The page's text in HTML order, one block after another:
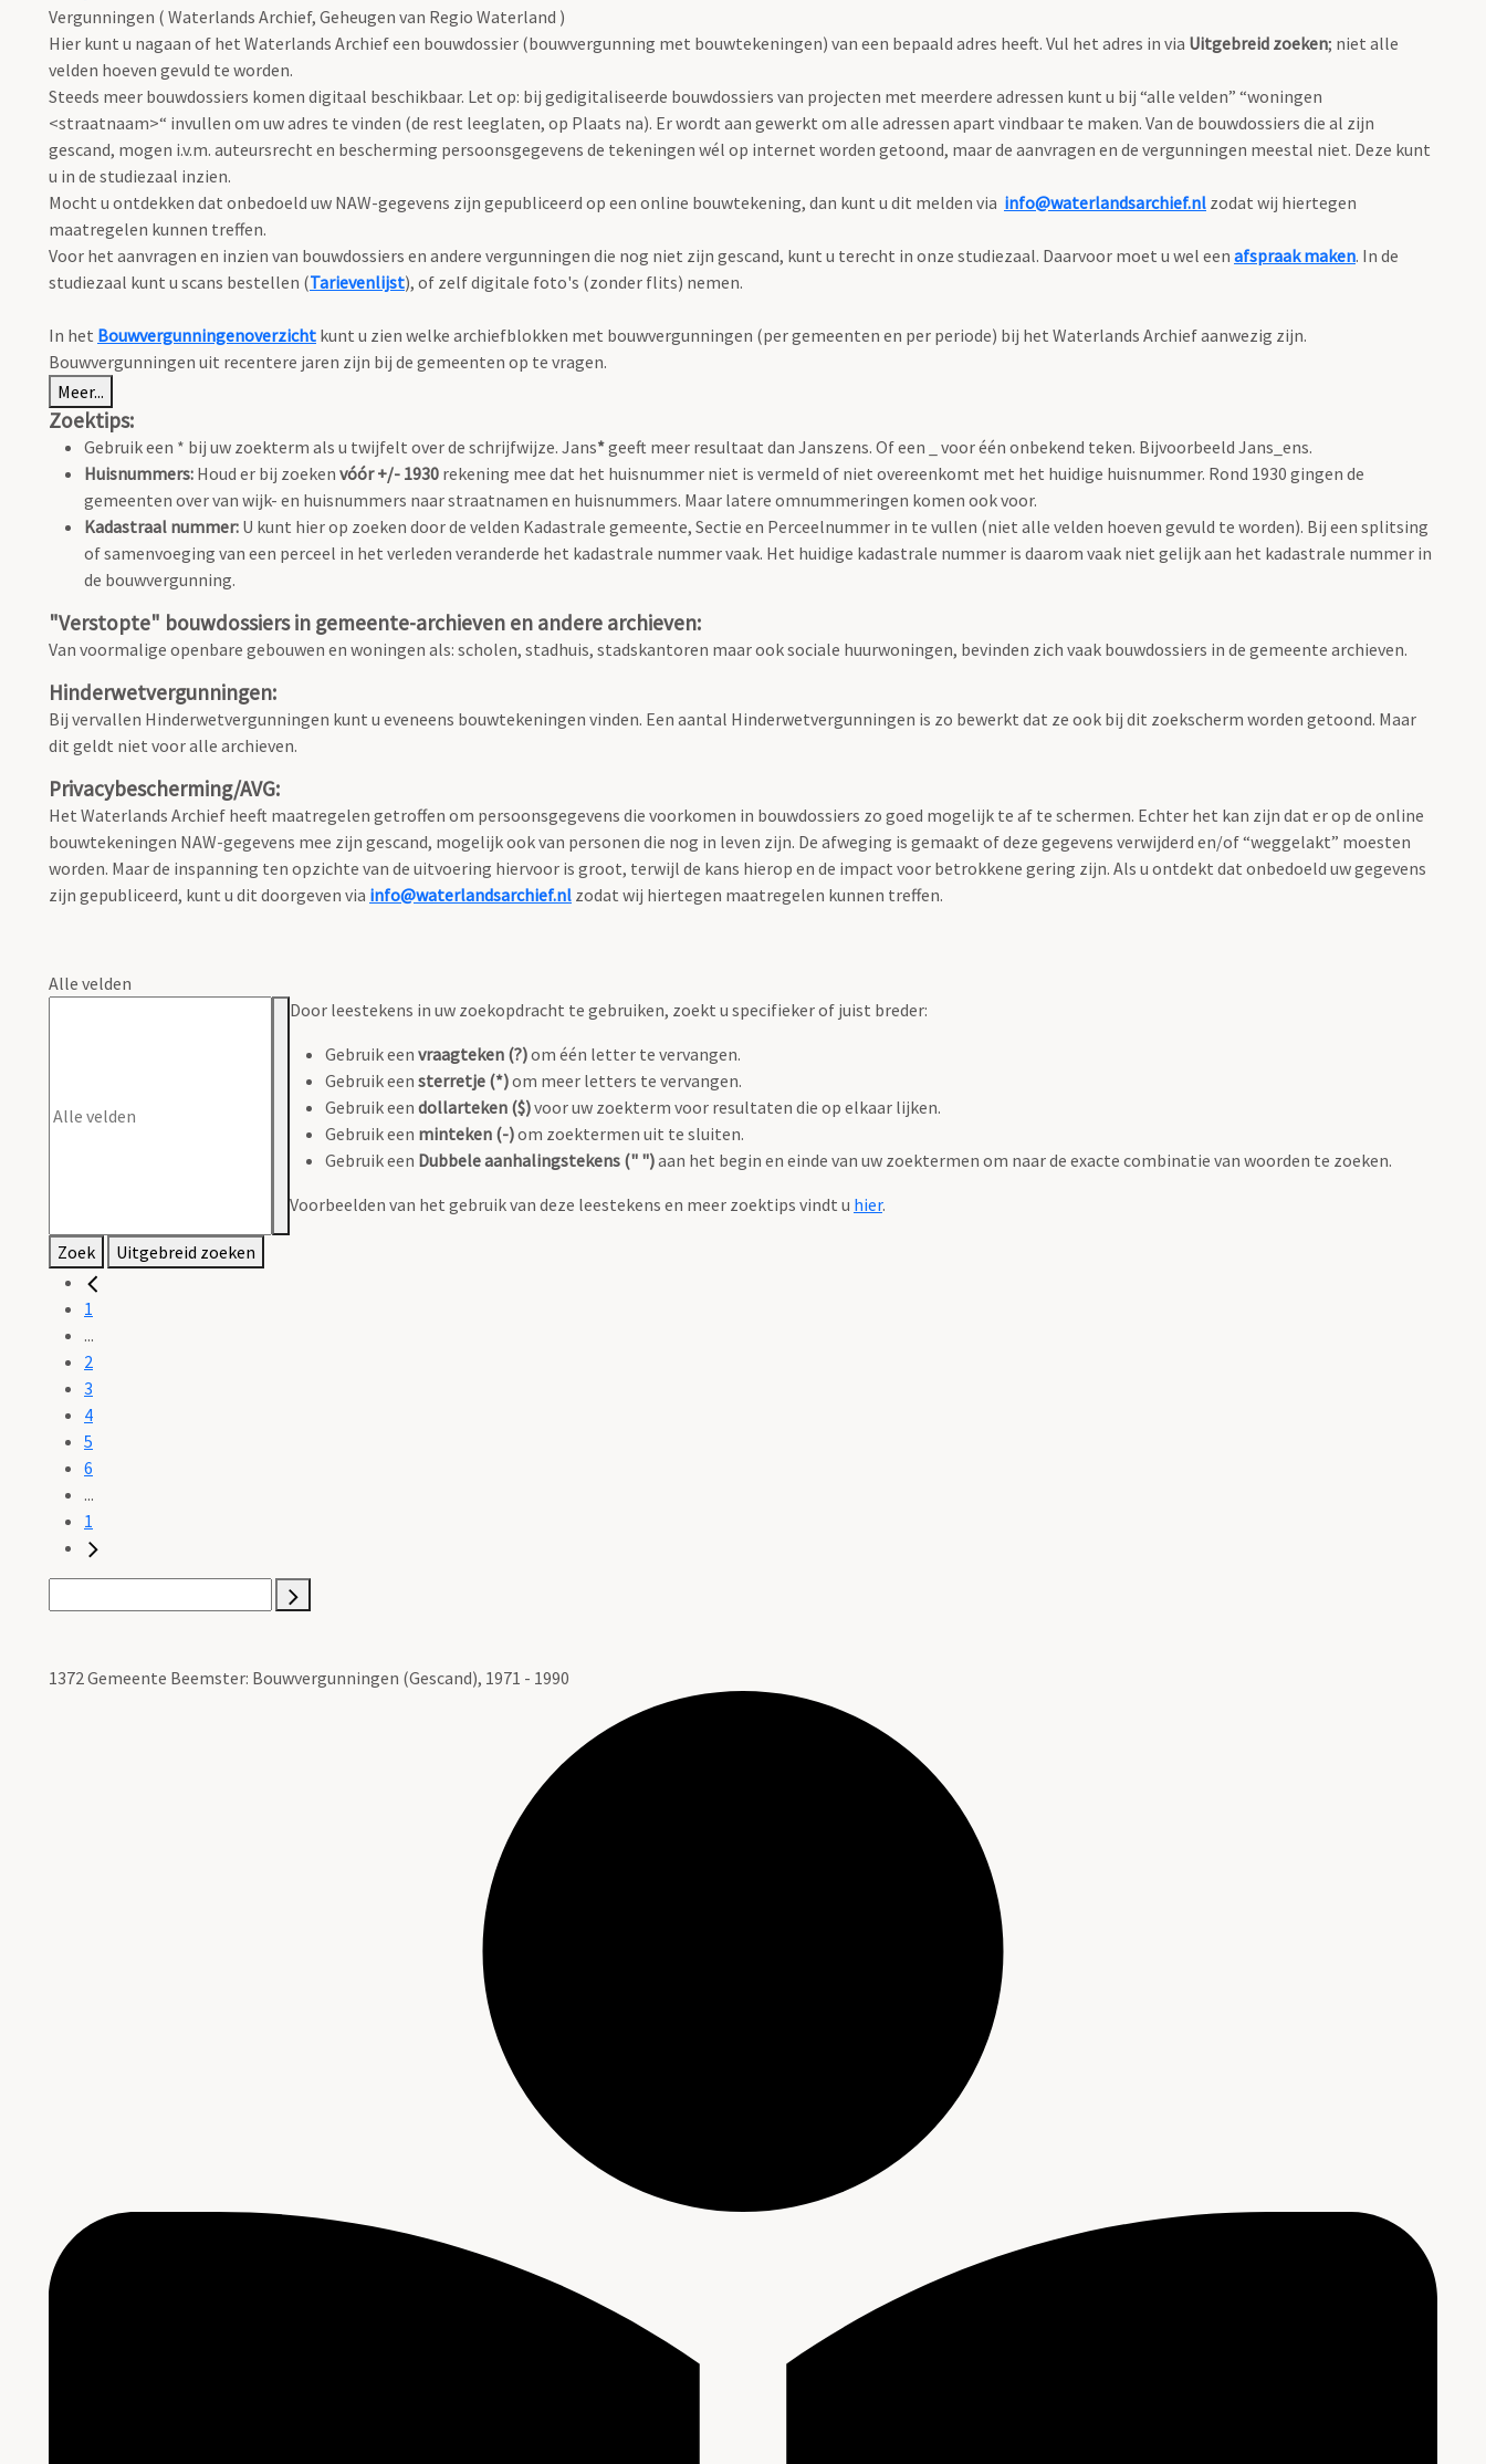
Vergunningen ( Waterlands Archief, Geheugen van Regio Waterland )
Hier kunt u nagaan of het Waterlands Archief een bouwdossier (bouwvergunning met bouwtekeningen) van een bepaald adres heeft. Vul het adres in via Uitgebreid zoeken; niet alle
velden hoeven gevuld te worden.
Steeds meer bouwdossiers komen digitaal beschikbaar. Let op: bij gedigitaliseerde bouwdossiers van projecten met meerdere adressen kunt u bij “alle velden” “woningen
<straatnaam>“ invullen om uw adres te vinden (de rest leeglaten, op Plaats na). Er wordt aan gewerkt om alle adressen apart vindbaar te maken. Van de bouwdossiers die al zijn
gescand, mogen i.v.m. auteursrecht en bescherming persoonsgegevens de tekeningen wél op internet worden getoond, maar de aanvragen en de vergunningen meestal niet. Deze kunt
u in de studiezaal inzien.
Mocht u ontdekken dat onbedoeld uw NAW-gegevens zijn gepubliceerd op een online bouwtekening, dan kunt u dit melden via info@waterlandsarchief.nl zodat wij hiertegen
maatregelen kunnen treffen.
Voor het aanvragen en inzien van bouwdossiers en andere vergunningen die nog niet zijn gescand, kunt u terecht in onze studiezaal. Daarvoor moet u wel een afspraak maken. In de
studiezaal kunt u scans bestellen (Tarievenlijst), of zelf digitale foto's (zonder flits) nemen.
In het Bouwvergunningenoverzicht kunt u zien welke archiefblokken met bouwvergunningen (per gemeenten en per periode) bij het Waterlands Archief aanwezig zijn.
Bouwvergunningen uit recentere jaren zijn bij de gemeenten op te vragen.
Meer...
Zoektips:
Gebruik een * bij uw zoekterm als u twijfelt over de schrijfwijze. Jans*geeft meer resultaat dan Janszens. Of een _ voor één onbekend teken. Bijvoorbeeld Jans_ens.
Huisnummers: Houd er bij zoeken vóór +/- 1930 rekening mee dat het huisnummer niet is vermeld of niet overeenkomt met het huidige huisnummer. Rond 1930 gingen de
gemeenten over van wijk- en huisnummers naar straatnamen en huisnummers. Maar latere omnummeringen komen ook voor.
Kadastraal nummer: U kunt hier op zoeken door de velden Kadastrale gemeente, Sectie en Perceelnummer in te vullen (niet alle velden hoeven gevuld te worden). Bij een splitsing
of samenvoeging van een perceel in het verleden veranderde het kadastrale nummer vaak. Het huidige kadastrale nummer is daarom vaak niet gelijk aan het kadastrale nummer in
de bouwvergunning.
"Verstopte" bouwdossiers in gemeente-archieven en andere archieven:
Van voormalige openbare gebouwen en woningen als: scholen, stadhuis, stadskantoren maar ook sociale huurwoningen, bevinden zich vaak bouwdossiers in de gemeente archieven.
Hinderwetvergunningen:
Bij vervallen Hinderwetvergunningen kunt u eveneens bouwtekeningen vinden. Een aantal Hinderwetvergunningen is zo bewerkt dat ze ook bij dit zoekscherm worden getoond. Maar
dit geldt niet voor alle archieven.
Privacybescherming/AVG:
Het Waterlands Archief heeft maatregelen getroffen om persoonsgegevens die voorkomen in bouwdossiers zo goed mogelijk te af te schermen. Echter het kan zijn dat er op de online
bouwtekeningen NAW-gegevens mee zijn gescand, mogelijk ook van personen die nog in leven zijn. De afweging is gemaakt of deze gegevens verwijderd en/of “weggelakt” moesten
worden. Maar de inspanning ten opzichte van de uitvoering hiervoor is groot, terwijl de kans hierop en de impact voor betrokkene gering zijn. Als u ontdekt dat onbedoeld uw gegevens
zijn gepubliceerd, kunt u dit doorgeven via info@waterlandsarchief.nl zodat wij hiertegen maatregelen kunnen treffen.
Alle velden
Door leestekens in uw zoekopdracht te gebruiken, zoekt u specifieker of juist breder:
Gebruik een vraagteken (?)om één letter te vervangen.
Gebruik een sterretje (*)om meer letters te vervangen.
Gebruik een dollarteken ($)voor uw zoekterm voor resultaten die op elkaar lijken.
Gebruik een minteken (-)om zoektermen uit te sluiten.
Gebruik een Dubbele aanhalingstekens (" ")aan het begin en einde van uw zoektermen om naar de exacte combinatie van woorden te zoeken.
Voorbeelden van het gebruik van deze leestekens en meer zoektips vindt u hier.
Zoek Uitgebreid zoeken
1
...
2
3
4
5
6
...
1
1372 Gemeente Beemster: Bouwvergunningen (Gescand), 1971 - 1990